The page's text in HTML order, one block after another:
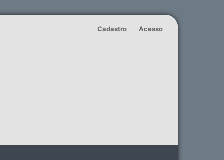
Cadastro Acesso